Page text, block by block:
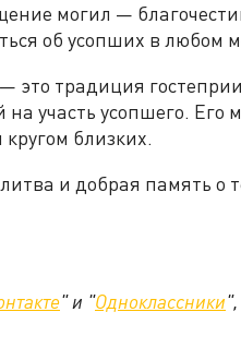
могил —
об усопших в любом
это традиция
участь усопшего. Его
близких.
и добрая память о
" и "Одноклассники